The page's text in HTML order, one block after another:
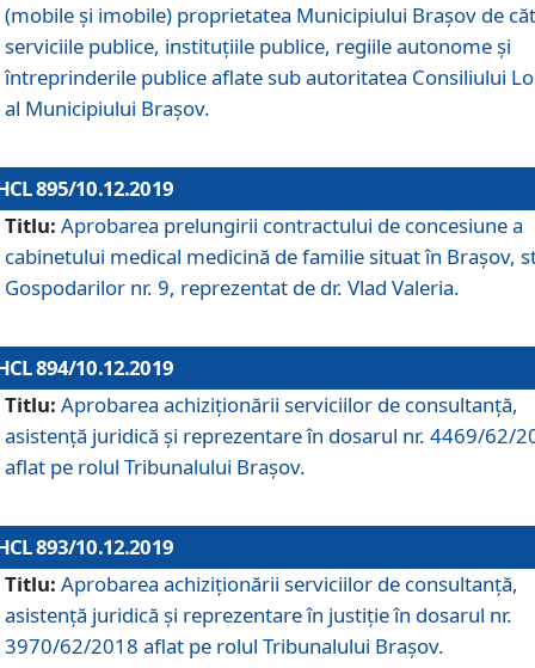
(mobile și imobile) proprietatea Municipiului Brașov de
serviciile publice, instituțiile publice, regiile autonome și
întreprinderile publice aflate sub autoritatea Consiliului
al Municipiului Brașov.
895/10.12.2019
Titlu: Aprobarea prelungirii contractului de concesiune a
cabinetului medical medicină de familie situat în Braşov,
Gospodarilor nr. 9, reprezentat de dr. Vlad Valeria.
894/10.12.2019
Titlu: Aprobarea achiziţionării serviciilor de consultanţă,
asistenţă juridică şi reprezentare în dosarul nr. 4469/62/
aflat pe rolul Tribunalului Braşov.
893/10.12.2019
Titlu: Aprobarea achiziţionării serviciilor de consultanţă,
asistenţă juridică şi reprezentare în justiţie în dosarul nr.
3970/62/2018 aflat pe rolul Tribunalului Braşov.